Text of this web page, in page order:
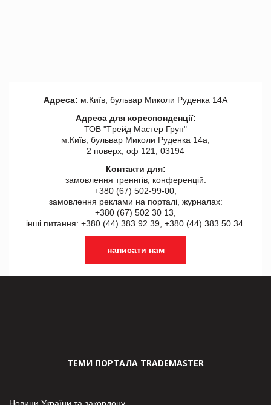
Адреса: м.Київ, бульвар Миколи Руденка 14А
Адреса для кореспонденції:
ТОВ "Tрейд Мастер Груп"
м.Київ, бульвар Миколи Руденка 14а,
2 поверх, оф 121, 03194
Контакти для:
замовлення треннгів, конференцій:
+380 (67) 502-99-00,
замовлення реклами на порталі, журналах:
+380 (67) 502 30 13,
інші питання: +380 (44) 383 92 39, +380 (44) 383 50 34.
написати нам
ТЕМИ ПОРТАЛА TRADEMASTER